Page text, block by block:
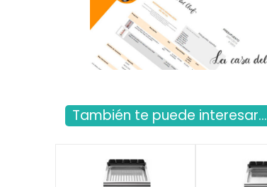
También te puede interesar...